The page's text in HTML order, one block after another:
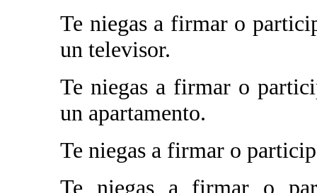
Te niegas a firmar o
un televisor.
Te niegas a firmar o
un apartamento.
Te niegas a firmar o
Te niegas a firmar o